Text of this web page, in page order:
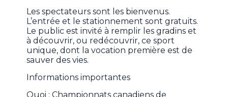
Les spectateurs sont les bienvenus.
L’entrée et le stationnement sont gratuits.
Le public est invité à remplir les gradins et
à découvrir, ou redécouvrir, ce sport
unique, dont la vocation première est de
sauver des vies.
Informations importantes
Quoi : Championnats canadiens de